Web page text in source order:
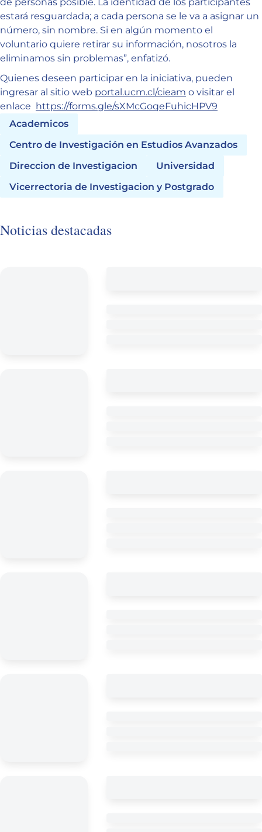
estará resguardada; a cada persona se le va a asignar un
número, sin nombre. Si en algún momento el
voluntario quiere retirar su información, nosotros la
eliminamos sin problemas”, enfatizó.
Quienes deseen participar en la iniciativa, pueden
ingresar al sitio web portal.ucm.cl/cieam o visitar el
enlace https://forms.gle/sXMcGoqeFuhicHPV9
Academicos
Centro de Investigación en Estudios Avanzados
Direccion de Investigacion
Universidad
Vicerrectoria de Investigacion y Postgrado
Noticias destacadas